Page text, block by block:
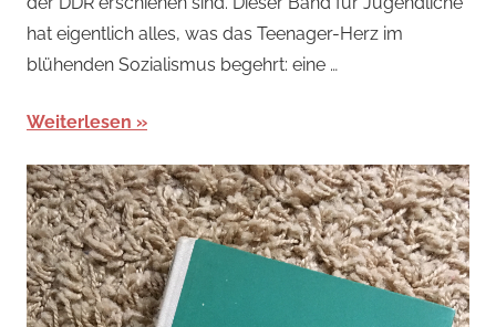
hat eigentlich alles, was das Teenager-Herz im
blühenden Sozialismus begehrt: eine …
Weiterlesen